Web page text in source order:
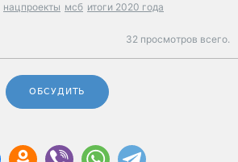
нацпроекты мсб итоги 2020 года
32 просмотров всего.
ОБСУДИТЬ